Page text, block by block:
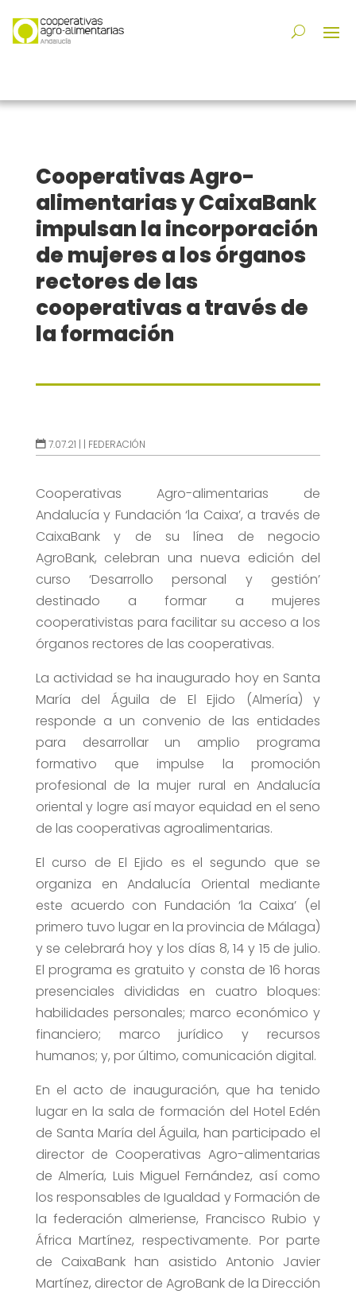
Cooperativas Agro-
alimentarias y CaixaBank
impulsan la incorporación
de mujeres a los órganos
rectores de las
cooperativas a través de
la formación
7.07.21 | | FEDERACIÓN
Cooperativas Agro-alimentarias de
Andalucía y Fundación ‘la Caixa’, a través de
CaixaBank y de su línea de negocio
AgroBank, celebran una nueva edición del
curso ‘Desarrollo personal y gestión’
destinado a formar a mujeres
cooperativistas para facilitar su acceso a los
órganos rectores de las cooperativas.
La actividad se ha inaugurado hoy en Santa
María del Águila de El Ejido (Almería) y
responde a un convenio de las entidades
para desarrollar un amplio programa
formativo que impulse la promoción
profesional de la mujer rural en Andalucía
oriental y logre así mayor equidad en el seno
de las cooperativas agroalimentarias.
El curso de El Ejido es el segundo que se
organiza en Andalucía Oriental mediante
este acuerdo con Fundación ‘la Caixa’ (el
primero tuvo lugar en la provincia de Málaga)
y se celebrará hoy y los días 8, 14 y 15 de julio.
El programa es gratuito y consta de 16 horas
presenciales divididas en cuatro bloques:
habilidades personales; marco económico y
financiero; marco jurídico y recursos
humanos; y, por último, comunicación digital.
En el acto de inauguración, que ha tenido
lugar en la sala de formación del Hotel Edén
de Santa María del Águila, han participado el
director de Cooperativas Agro-alimentarias
de Almería, Luis Miguel Fernández, así como
los responsables de Igualdad y Formación de
la federación almeriense, Francisco Rubio y
África Martínez, respectivamente. Por parte
de CaixaBank han asistido Antonio Javier
Martínez, director de AgroBank de la Dirección